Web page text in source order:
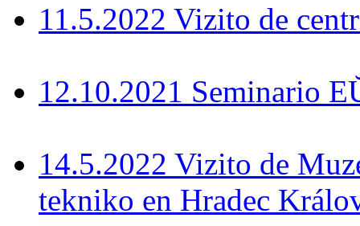
11.5.2022 Vizito de
12.10.2021 Seminario
14.5.2022 Vizito de
tekniko en Hradec